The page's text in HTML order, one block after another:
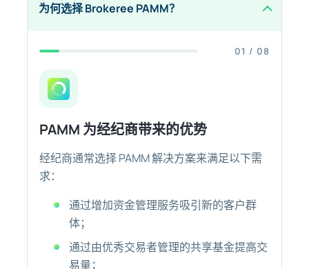
为何选择 Brokeree PAMM？
01 / 08
PAMM 为经纪商带来的优势
经纪商通常选择 PAMM 解决方案来满足以下需
求：
通过增加资金管理服务吸引新的客户群
体；
通过由优秀交易者管理的共享基金提高交
易量；